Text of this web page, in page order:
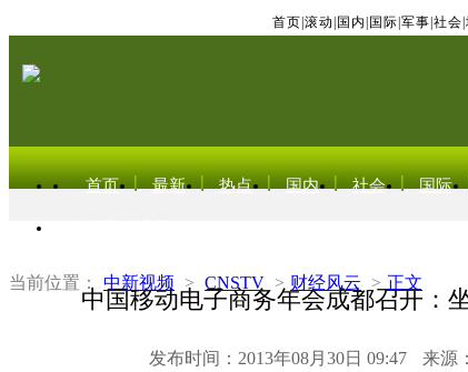
首页 滚动 国内 国际 军事 社会
首页 最新 热点 国内 社会 国际
当前位置： 中新视频 > CNSTV > 财经风云 > 正文
中国移动电子商务年会成都召开：
发布时间：2013年08月30日 09:47 来源